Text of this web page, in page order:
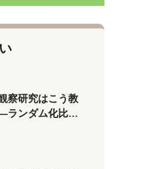
察研究はこう教
ランダム化比較
ない時は